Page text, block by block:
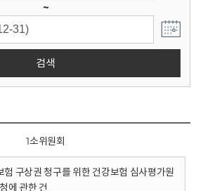
~
검색
1소위원회
험 구상권 청구를 위한 건강보험 심사평가원
에 관한 건